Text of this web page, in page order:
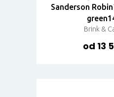
Sanderson
Brink &
od 13